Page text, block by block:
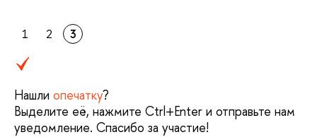
1 2 3
Нашли опечатку?
Выделите её, нажмите Ctrl+Enter и отправьте нам
уведомление. Спасибо за участие!